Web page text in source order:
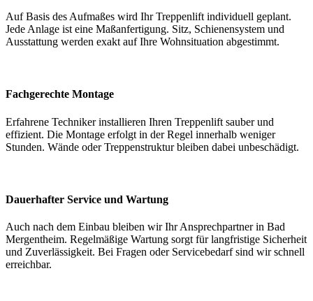
Auf Basis des Aufmaßes wird Ihr Treppenlift individuell geplant.
Jede Anlage ist eine Maßanfertigung. Sitz, Schienensystem und
Ausstattung werden exakt auf Ihre Wohnsituation abgestimmt.
Fachgerechte Montage
Erfahrene Techniker installieren Ihren Treppenlift sauber und
effizient. Die Montage erfolgt in der Regel innerhalb weniger
Stunden. Wände oder Treppenstruktur bleiben dabei unbeschädigt.
Dauerhafter Service und Wartung
Auch nach dem Einbau bleiben wir Ihr Ansprechpartner in Bad
Mergentheim. Regelmäßige Wartung sorgt für langfristige Sicherheit
und Zuverlässigkeit. Bei Fragen oder Servicebedarf sind wir schnell
erreichbar.